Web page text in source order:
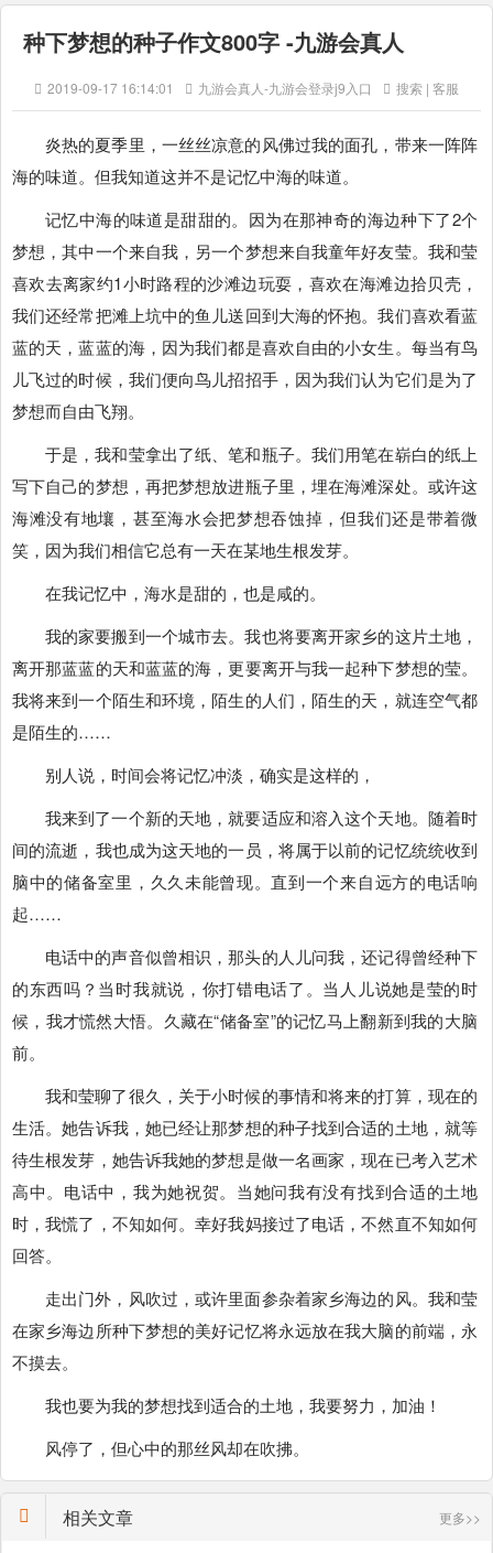
种下梦想的种子作文800字 -九游会真人
2019-09-17 16:14:01 九游会真人-九游会登录j9入口 搜索 | 客服
炎热的夏季里，一丝丝凉意的风佛过我的面孔，带来一阵阵
海的味道。但我知道这并不是记忆中海的味道。
记忆中海的味道是甜甜的。因为在那神奇的海边种下了2个
梦想，其中一个来自我，另一个梦想来自我童年好友莹。我和莹
喜欢去离家约1小时路程的沙滩边玩耍，喜欢在海滩边拾贝壳，
我们还经常把滩上坑中的鱼儿送回到大海的怀抱。我们喜欢看蓝
蓝的天，蓝蓝的海，因为我们都是喜欢自由的小女生。每当有鸟
儿飞过的时候，我们便向鸟儿招招手，因为我们认为它们是为了
梦想而自由飞翔。
于是，我和莹拿出了纸、笔和瓶子。我们用笔在崭白的纸上
写下自己的梦想，再把梦想放进瓶子里，埋在海滩深处。或许这
海滩没有地壤，甚至海水会把梦想吞蚀掉，但我们还是带着微
笑，因为我们相信它总有一天在某地生根发芽。
在我记忆中，海水是甜的，也是咸的。
我的家要搬到一个城市去。我也将要离开家乡的这片土地，
离开那蓝蓝的天和蓝蓝的海，更要离开与我一起种下梦想的莹。
我将来到一个陌生和环境，陌生的人们，陌生的天，就连空气都
是陌生的……
别人说，时间会将记忆冲淡，确实是这样的，
我来到了一个新的天地，就要适应和溶入这个天地。随着时
间的流逝，我也成为这天地的一员，将属于以前的记忆统统收到
脑中的储备室里，久久未能曾现。直到一个来自远方的电话响
起……
电话中的声音似曾相识，那头的人儿问我，还记得曾经种下
的东西吗？当时我就说，你打错电话了。当人儿说她是莹的时
候，我才慌然大悟。久藏在“储备室”的记忆马上翻新到我的大脑
前。
我和莹聊了很久，关于小时候的事情和将来的打算，现在的
生活。她告诉我，她已经让那梦想的种子找到合适的土地，就等
待生根发芽，她告诉我她的梦想是做一名画家，现在已考入艺术
高中。电话中，我为她祝贺。当她问我有没有找到合适的土地
时，我慌了，不知如何。幸好我妈接过了电话，不然直不知如何
回答。
走出门外，风吹过，或许里面参杂着家乡海边的风。我和莹
在家乡海边所种下梦想的美好记忆将永远放在我大脑的前端，永
不摸去。
我也要为我的梦想找到适合的土地，我要努力，加油！
风停了，但心中的那丝风却在吹拂。
相关文章 更多>>